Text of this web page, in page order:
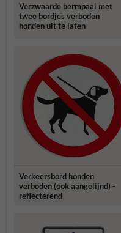
Verzwaarde bermpaal met
twee bordjes verboden
honden uit te laten
Verkeersbord honden
verboden (ook aangelijnd) -
reflecterend